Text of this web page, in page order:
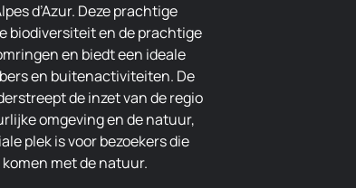
d’Azur. Deze prachtige
biodiversiteit en de prachtige
en biedt een ideale
en buitenactiviteiten. De
de inzet van de regio
omgeving en de natuur,
plek is voor bezoekers die
met de natuur.